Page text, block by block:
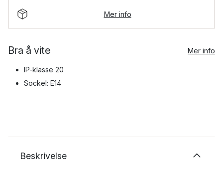
Mer info
Bra å vite Mer info
IP-klasse 20
Sockel: E14
Beskrivelse